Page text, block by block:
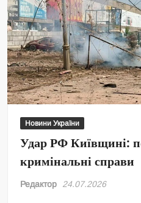
Новини України
Удар РФ Київщині:
кримінальні справи
Редактор 24.07.2026